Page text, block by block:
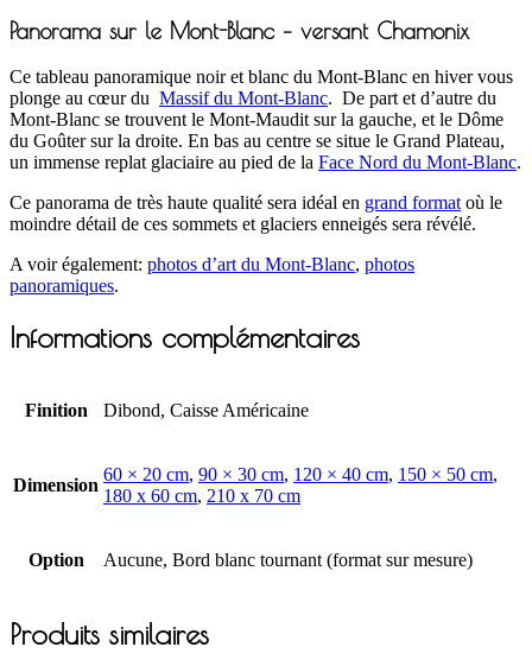
Panorama sur le Mont-Blanc – versant Chamonix
Ce tableau panoramique noir et blanc du Mont-Blanc en hiver vous
plonge au cœur du Massif du Mont-Blanc. De part et d’autre du
Mont-Blanc se trouvent le Mont-Maudit sur la gauche, et le Dôme
du Goûter sur la droite. En bas au centre se situe le Grand Plateau,
un immense replat glaciaire au pied de la Face Nord du Mont-Blanc.
Ce panorama de très haute qualité sera idéal en grand format où le
moindre détail de ces sommets et glaciers enneigés sera révélé.
A voir également: photos d’art du Mont-Blanc, photos
panoramiques.
Informations complémentaires
Finition Dibond, Caisse Américaine
Dimension
60 × 20 cm, 90 × 30 cm, 120 × 40 cm, 150 × 50 cm,
180 x 60 cm, 210 x 70 cm
Option Aucune, Bord blanc tournant (format sur mesure)
Produits similaires